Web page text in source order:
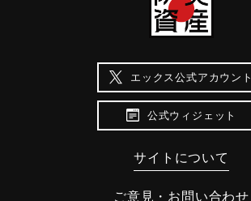
エックス公式アカウント
公式ウィジェット
サイトについて
ご意見・お問い合わせ